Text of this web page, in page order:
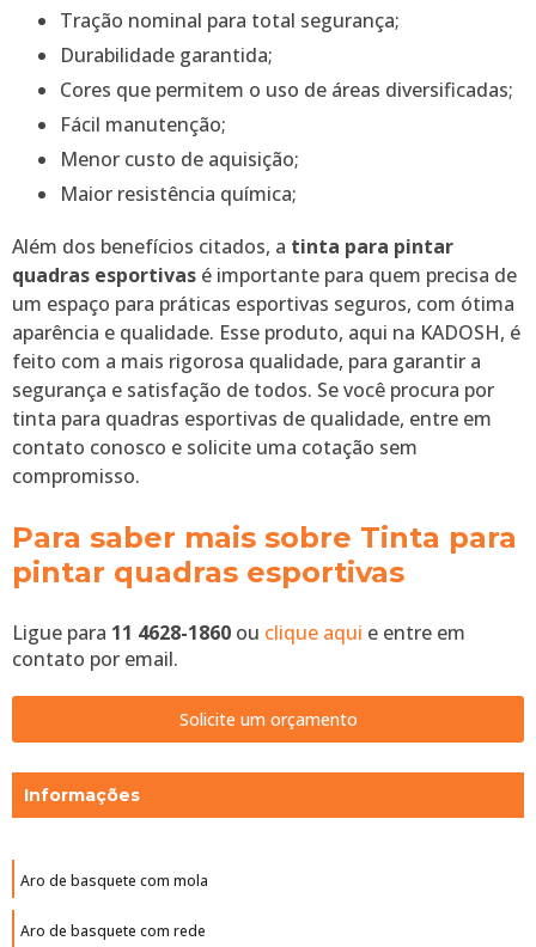
Tração nominal para total segurança;
Durabilidade garantida;
Cores que permitem o uso de áreas diversificadas;
Fácil manutenção;
Menor custo de aquisição;
Maior resistência química;
Além dos benefícios citados, a tinta para pintar
quadras esportivas é importante para quem precisa de
um espaço para práticas esportivas seguros, com ótima
aparência e qualidade. Esse produto, aqui na KADOSH, é
feito com a mais rigorosa qualidade, para garantir a
segurança e satisfação de todos. Se você procura por
tinta para quadras esportivas de qualidade, entre em
contato conosco e solicite uma cotação sem
compromisso.
Para saber mais sobre Tinta para
pintar quadras esportivas
Ligue para 11 4628-1860 ou clique aqui e entre em
contato por email.
Solicite um orçamento
Informações
Aro de basquete com mola
Aro de basquete com rede